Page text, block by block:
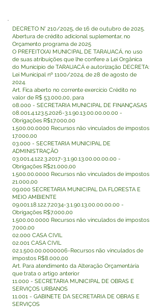
DECRETO N° 210/2025, de 16 de outubro de 2025.
Abertura de crédito adicional suplementar, no
Orçamento programa de 2025
O PREFEITO(A) MUNICIPAL DE TARAUACÁ, no uso
de suas atribuições que lhe confere a Lei Orgânica
do Município de TARAUACÁ e autorização DECRETA:
Lei Municipal nº 1100/2024, de 28 de agosto de
2024.
Art. Fica aberto no corrente exercício Crédito no
valor de R$ 53.000,00, para
08.000 - SECRETARIA MUNICIPAL DE FINANÇASAS
08.001.4.123.5.2026-3.1.90.13.00.00.00.00 -
Obrigações R$17.000,00
1.500.00.0000 Recursos não vinculados de impostos
17.000,00
03.000 - SECRETARIA MUNICIPAL DE
ADMINISTRAÇÃO
03.001.4.122.3.2017-3.1.90.13.00.00.00.00 -
Obrigações R$21.000,00
1.500.00.0000 Recursos não vinculados de impostos
21.000,00
09.000 SECRETARIA MUNICIPAL DA FLORESTA E
MEIO AMBIENTE
09.001.18.122.7.2034-3.1.90.13.00.00.00.00 -
Obrigações R$7.000,00
1.500.00.0000 Recursos não vinculados de impostos
7.000,00
02.000 CASA CIVIL
02.001 CASA CIVIL
02.1.500.00.0000006-Recursos não vinculados de
impostos R$8.000,00
Art. Para atendimento da Alteração Orçamentária
que trata o artigo anterior
11.000 - SECRETARIA MUNICIPAL DE OBRAS E
SERVIÇOS URBANOS
11.001 - GABINETE DA SECRETARIA DE OBRAS E
SERVIÇOS